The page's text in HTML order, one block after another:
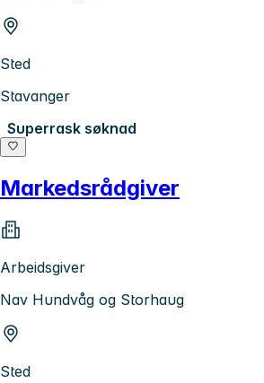
Sted
Stavanger
Superrask søknad
Markedsrådgiver
Arbeidsgiver
Nav Hundvåg og Storhaug
Sted